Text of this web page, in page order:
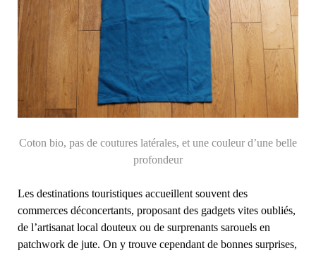
Coton bio, pas de coutures latérales, et une couleur d’une belle
profondeur
Les destinations touristiques accueillent souvent des
commerces déconcertants, proposant des gadgets vites oubliés,
de l’artisanat local douteux ou de surprenants sarouels en
patchwork de jute. On y trouve cependant de bonnes surprises,